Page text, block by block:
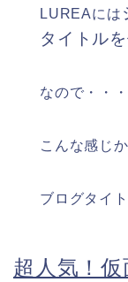
LUREAには
タイトル
なので・・・
こんな感じ
ブログタイ
超人気！